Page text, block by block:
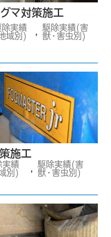
マ対策施工
除実績
域別)
駆除実績(害
獣・害虫別)
施工
実績
別)
駆除実績(害
獣・害虫別)